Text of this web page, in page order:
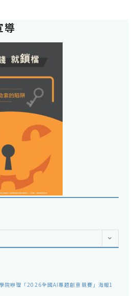
導
院辦理「2026全國AI專題創意競賽」海報1